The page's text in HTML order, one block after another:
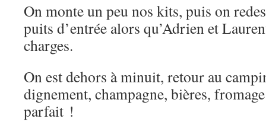
On monte un peu nos kits, puis on
puits d’entrée alors qu’Adrien et
charges.
On est dehors à minuit, retour au
dignement, champagne, bières,
parfait !